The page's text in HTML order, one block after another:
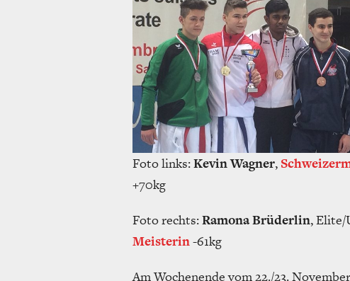
Foto links:Kevin Wagner,
+70kg
Foto rechts:Ramona Brüderlin, Elite/
Meisterin-61kg
Am Wochenende vom 22./23.